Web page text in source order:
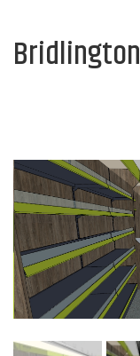
Bridlington